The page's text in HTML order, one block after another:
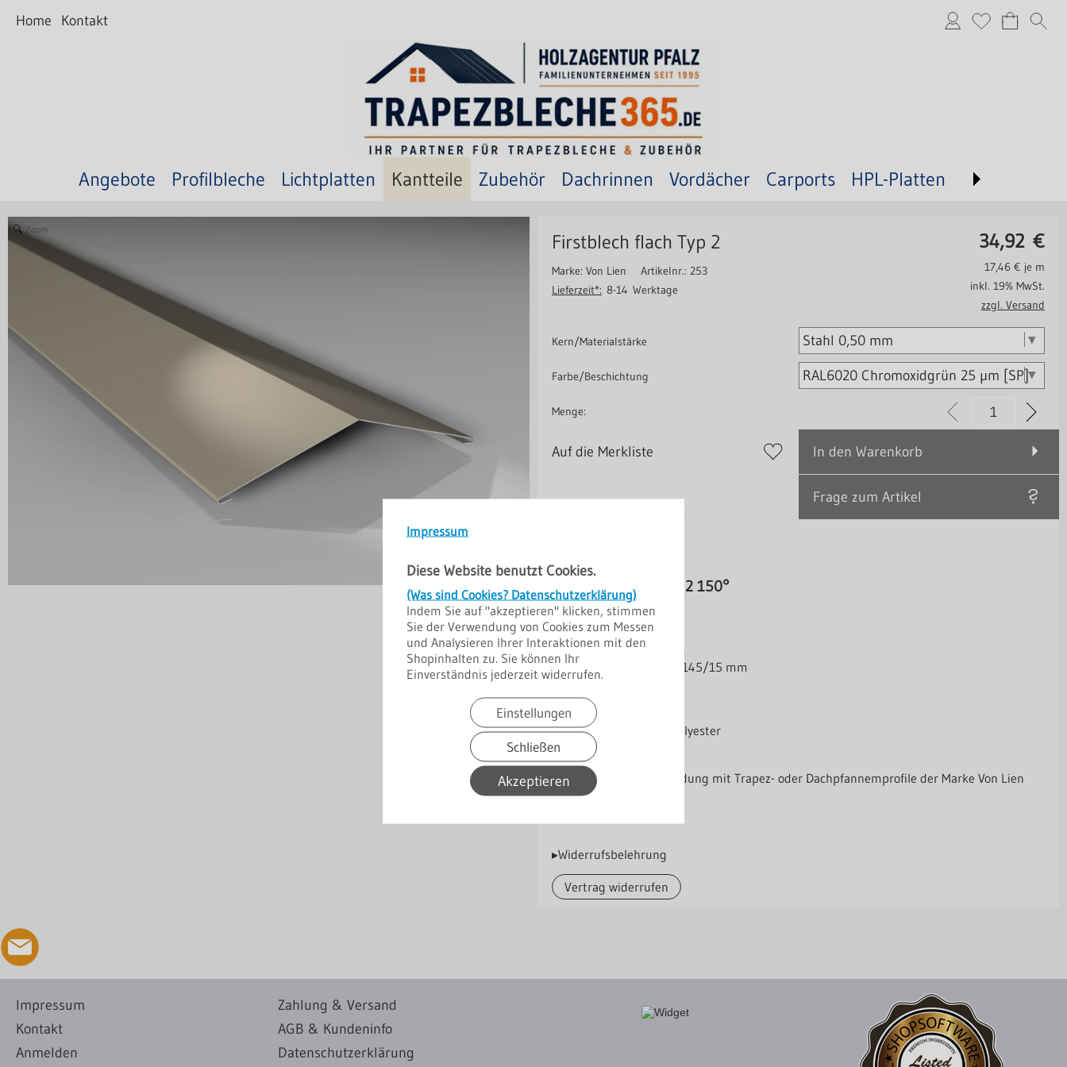
Impressum
Diese Website benutzt Cookies.
(Was sind Cookies? Datenschutzerklärung)
Indem Sie auf "akzeptieren" klicken, stimmen
Sie der Verwendung von Cookies zum Messen
und Analysieren Ihrer Interaktionen mit den
Shopinhalten zu. Sie können Ihr
Einverständnis jederzeit widerrufen.
Einstellungen
Schließen
Akzeptieren
Home Kontakt
Angebote Profilbleche Lichtplatten Kantteile Zubehör Dachrinnen Vordächer Carports HPL-Platten
Zoom 34,92 €
Firstblech flach Typ 2
Marke: Von Lien Artikelnr.: 253
Lieferzeit*: 8-14 Werktage
17,46 € je m
inkl. 19% MwSt.
zzgl. Versand
Kern/Materialstärke
Farbe/Beschichtung
Menge:
Auf die Merkliste In den Warenkorb
Frage zum Artikel
Firdtblech Flach Typ 2 150°
Produktbeschreibung
Kern: Stahl
Materialstärken: 0,5 mm
Abmessungen: 15/145/145/15 mm
Winkel: 150°
Länge: 2 m
Beschichtung
[SP] 25 µm Standardpolyester
Lieferung nur in Verbindung mit Trapez- oder Dachpfannemprofile der Marke Von Lien
▸Widerrufsbelehrung
Vertrag widerrufen
Impressum
Kontakt
Anmelden
Zahlung & Versand
AGB & Kundeninfo
Datenschutzerklärung